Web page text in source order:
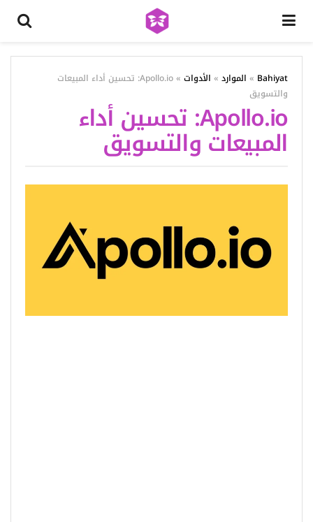
Bahiyat
» الموارد » الأدوات »
Apollo.io: تحسين أداء المبيعات
والتسويق
Apollo.io: تحسين أداء
المبيعات والتسويق